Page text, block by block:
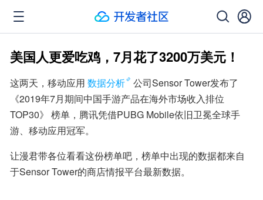
美国人更爱吃鸡，7月花了3200万美元！
这两天，移动应用 数据分析
公司Sensor Tower发布了
《2019年7月期间中国手游产品在海外市场收入排位
TOP30》 榜单，腾讯凭借PUBG Mobile依旧卫冕全球手
游、移动应用冠军。
让漫君带各位看看这份榜单吧，榜单中出现的数据都来自
于Sensor Tower的商店情报平台最新数据。